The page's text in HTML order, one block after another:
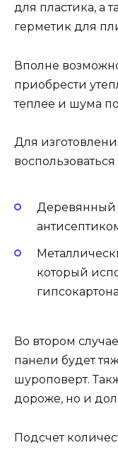
для пластика, а
герметик для
Вполне
приобрести
теплее и шума
Для
Деревянный
который
Во втором
панели будет
шуроповерт.
дороже, но и
Подсчет